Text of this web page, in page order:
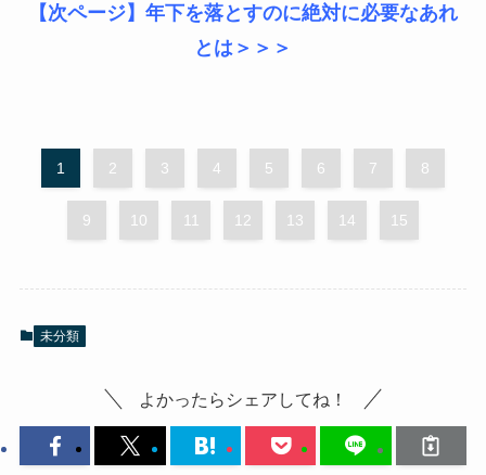
【次ページ】年下を落とすのに絶対に必要なあれ
とは＞＞＞
1 2 3 4 5 6 7 8
9 10 11 12 13 14 15
未分類
よかったらシェアしてね！